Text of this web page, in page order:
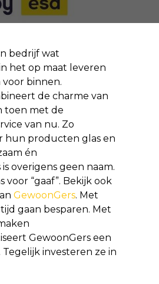
bedrijf wat
het op maat leveren
binnen.
de charme van
toen met de
van nu. Zo
hun producten glas en
én
overigens geen naam.
voor “gaaf”. Bekijk ook
GewoonGers. Met
gaan besparen. Met
GewoonGers een
investeren ze in